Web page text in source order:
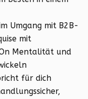
Umgang mit B2B-
mit
Mentalität und
für dich